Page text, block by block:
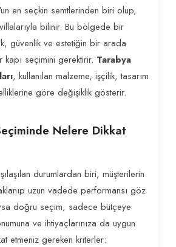
en seçkin semtlerinden biri olup,
bilinir. Bu bölgede bir
güvenlik ve estetiğin bir arada
seçimini gerektirir. Tarabya
, kullanılan malzeme, işçilik, tasarım
göre değişiklik gösterir.
Nelere Dikkat
durumlardan biri, müşterilerin
uzun vadede performansı göz
doğru seçim, sadece bütçeye
ve ihtiyaçlarınıza da uygun
etmeniz gereken kriterler: